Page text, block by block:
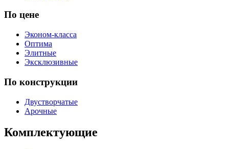
По цене
Эконом-класса
Оптима
Элитные
Эксклюзивные
По конструкции
Двустворчатые
Арочные
Комплектующие